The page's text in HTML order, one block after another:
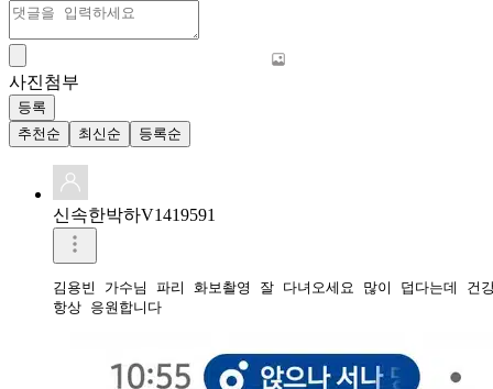
사진첨부
등록
추천순
최신순 등록순
신속한박하V1419591
김용빈 가수님 파리 화보촬영 잘 다녀오세요 많이 덥다는데 건
항상 응원합니다